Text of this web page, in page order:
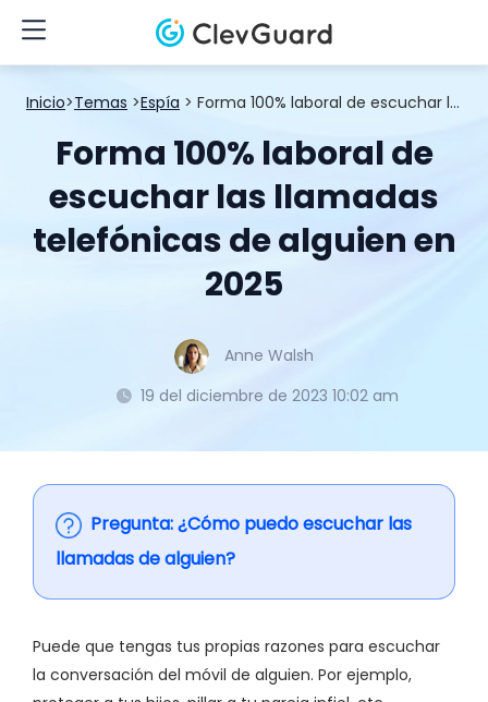
Inicio>Temas >Espía > Forma 100% laboral de escuchar las llamadas telefónicas de alguien en 2025
Forma 100% laboral de
escuchar las llamadas
telefónicas de alguien en
2025
Anne Walsh
19 del diciembre de 2023 10:02 am
Pregunta: ¿Cómo puedo escuchar las
llamadas de alguien?
Puede que tengas tus propias razones para escuchar
la conversación del móvil de alguien. Por ejemplo,